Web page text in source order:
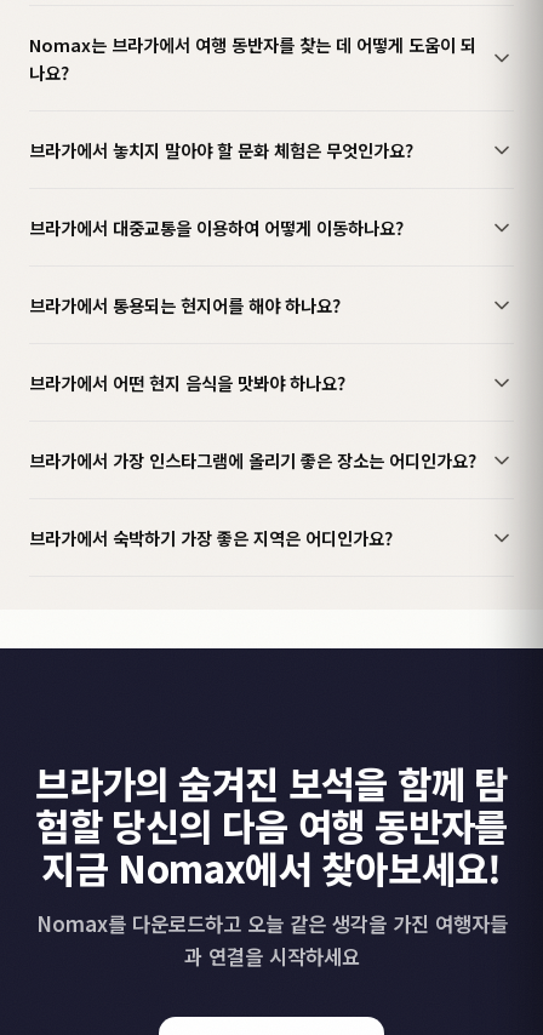
Nomax는 브라가에서 여행 동반자를 찾는 데 어떻게 도움이 되
나요?
브라가에서 놓치지 말아야 할 문화 체험은 무엇인가요?
브라가에서 대중교통을 이용하여 어떻게 이동하나요?
브라가에서 통용되는 현지어를 해야 하나요?
브라가에서 어떤 현지 음식을 맛봐야 하나요?
브라가에서 가장 인스타그램에 올리기 좋은 장소는 어디인가요?
브라가에서 숙박하기 가장 좋은 지역은 어디인가요?
브라가의 숨겨진 보석을 함께 탐
험할 당신의 다음 여행 동반자를
지금 Nomax에서 찾아보세요!
Nomax를 다운로드하고 오늘 같은 생각을 가진 여행자들
과 연결을 시작하세요